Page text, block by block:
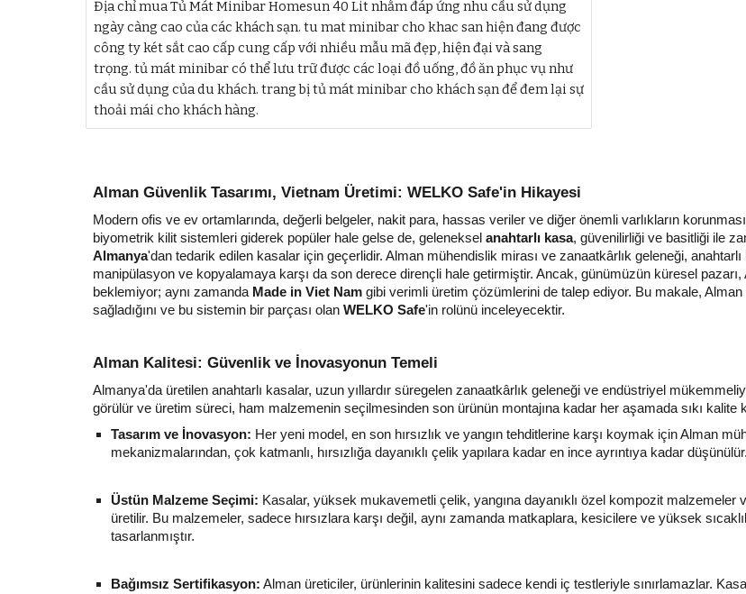
Địa chỉ mua Tủ Mát Minibar Homesun 40 Lit nhằm đáp ứng nhu cầu sử dụng
ngày càng cao của các khách sạn. tu mat minibar cho khac san hiện đang được
công ty két sắt cao cấp cung cấp với nhiều mẫu mã đẹp, hiện đại và sang
trọng. tủ mát minibar có thể lưu trữ được các loại đồ uống, đồ ăn phục vụ như
cầu sử dụng của du khách. trang bị tủ mát minibar cho khách sạn để đem lại sự
thoải mái cho khách hàng.
Alman Güvenlik Tasarımı, Vietnam Üretimi: WELKO Safe'in Hikayesi
Modern ofis ve ev ortamlarında, değerli belgeler, nakit para, hassas veriler ve diğer önemli varlıkların
biyometrik kilit sistemleri giderek popüler hale gelse de, geleneksel anahtarlı kasa, güvenilirliği ve basitliği ile
Almanya'dan tedarik edilen kasalar için geçerlidir. Alman mühendislik mirası ve zanaatkârlık geleneği,
manipülasyon ve kopyalamaya karşı da son derece dirençli hale getirmiştir. Ancak, günümüzün küresel pazarı,
beklemiyor; aynı zamanda Made in Viet Namgibi verimli üretim çözümlerini de talep ediyor. Bu makale,
sağladığını ve bu sistemin bir parçası olan WELKO Safe'in rolünü inceleyecektir.
Alman Kalitesi: Güvenlik ve İnovasyonun Temeli
Almanya'da üretilen anahtarlı kasalar, uzun yıllardır süregelen zanaatkârlık geleneği ve endüstriyel
görülür ve üretim süreci, ham malzemenin seçilmesinden son ürünün montajına kadar her aşamada sıkı kalite
Tasarım ve İnovasyon: Her yeni model, en son hırsızlık ve yangın tehditlerine karşı koymak için Alman
mekanizmalarından, çok katmanlı, hırsızlığa dayanıklı çelik yapılara kadar en ince ayrıntıya kadar düşünülür.
Üstün Malzeme Seçimi: Kasalar, yüksek mukavemetli çelik, yangına dayanıklı özel kompozit
üretilir. Bu malzemeler, sadece hırsızlara karşı değil, aynı zamanda matkaplara, kesicilere ve yüksek
tasarlanmıştır.
Bağımsız Sertifikasyon: Alman üreticiler, ürünlerinin kalitesini sadece kendi iç testleriyle sınırlamazlar.